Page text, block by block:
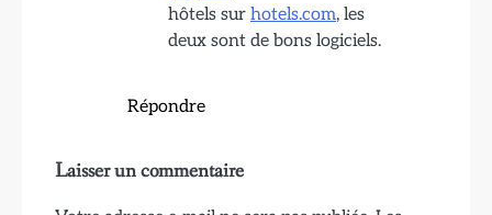
hôtels sur hotels.com, les
deux sont de bons logiciels.
Répondre
Laisser un commentaire